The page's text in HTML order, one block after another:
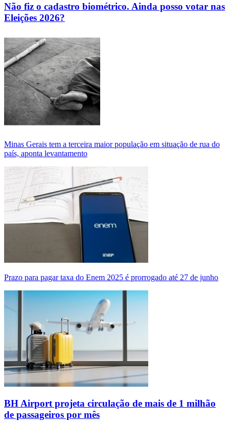
Não fiz o cadastro biométrico. Ainda posso votar nas
Eleições 2026?
Minas Gerais tem a terceira maior população em situação de rua do
país, aponta levantamento
Prazo para pagar taxa do Enem 2025 é prorrogado até 27 de junho
BH Airport projeta circulação de mais de 1 milhão
de passageiros por mês